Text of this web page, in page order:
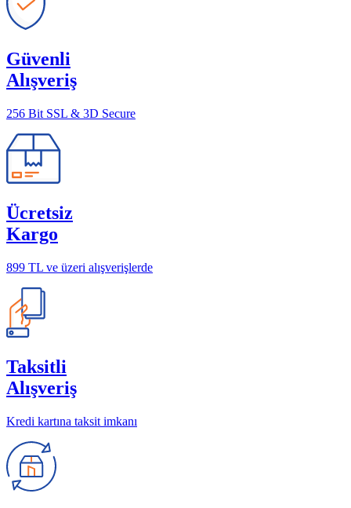
Güvenli
Alışveriş
256 Bit SSL & 3D Secure
Ücretsiz
Kargo
899 TL ve üzeri alışverişlerde
Taksitli
Alışveriş
Kredi kartına taksit imkanı